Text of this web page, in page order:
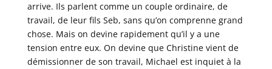
arrive. Ils parlent comme un couple ordinaire, de
travail, de leur fils Seb, sans qu’on comprenne grand
chose. Mais on devine rapidement qu’il y a une
tension entre eux. On devine que Christine vient de
démissionner de son travail, Michael est inquiet à la